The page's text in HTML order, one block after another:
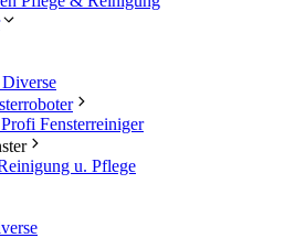
Fensterreiniger
u. Pflege